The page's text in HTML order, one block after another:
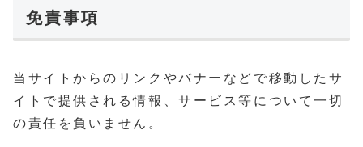
免責事項
当サイトからのリンクやバナーなどで移動したサ
イトで提供される情報、サービス等について一切
の責任を負いません。